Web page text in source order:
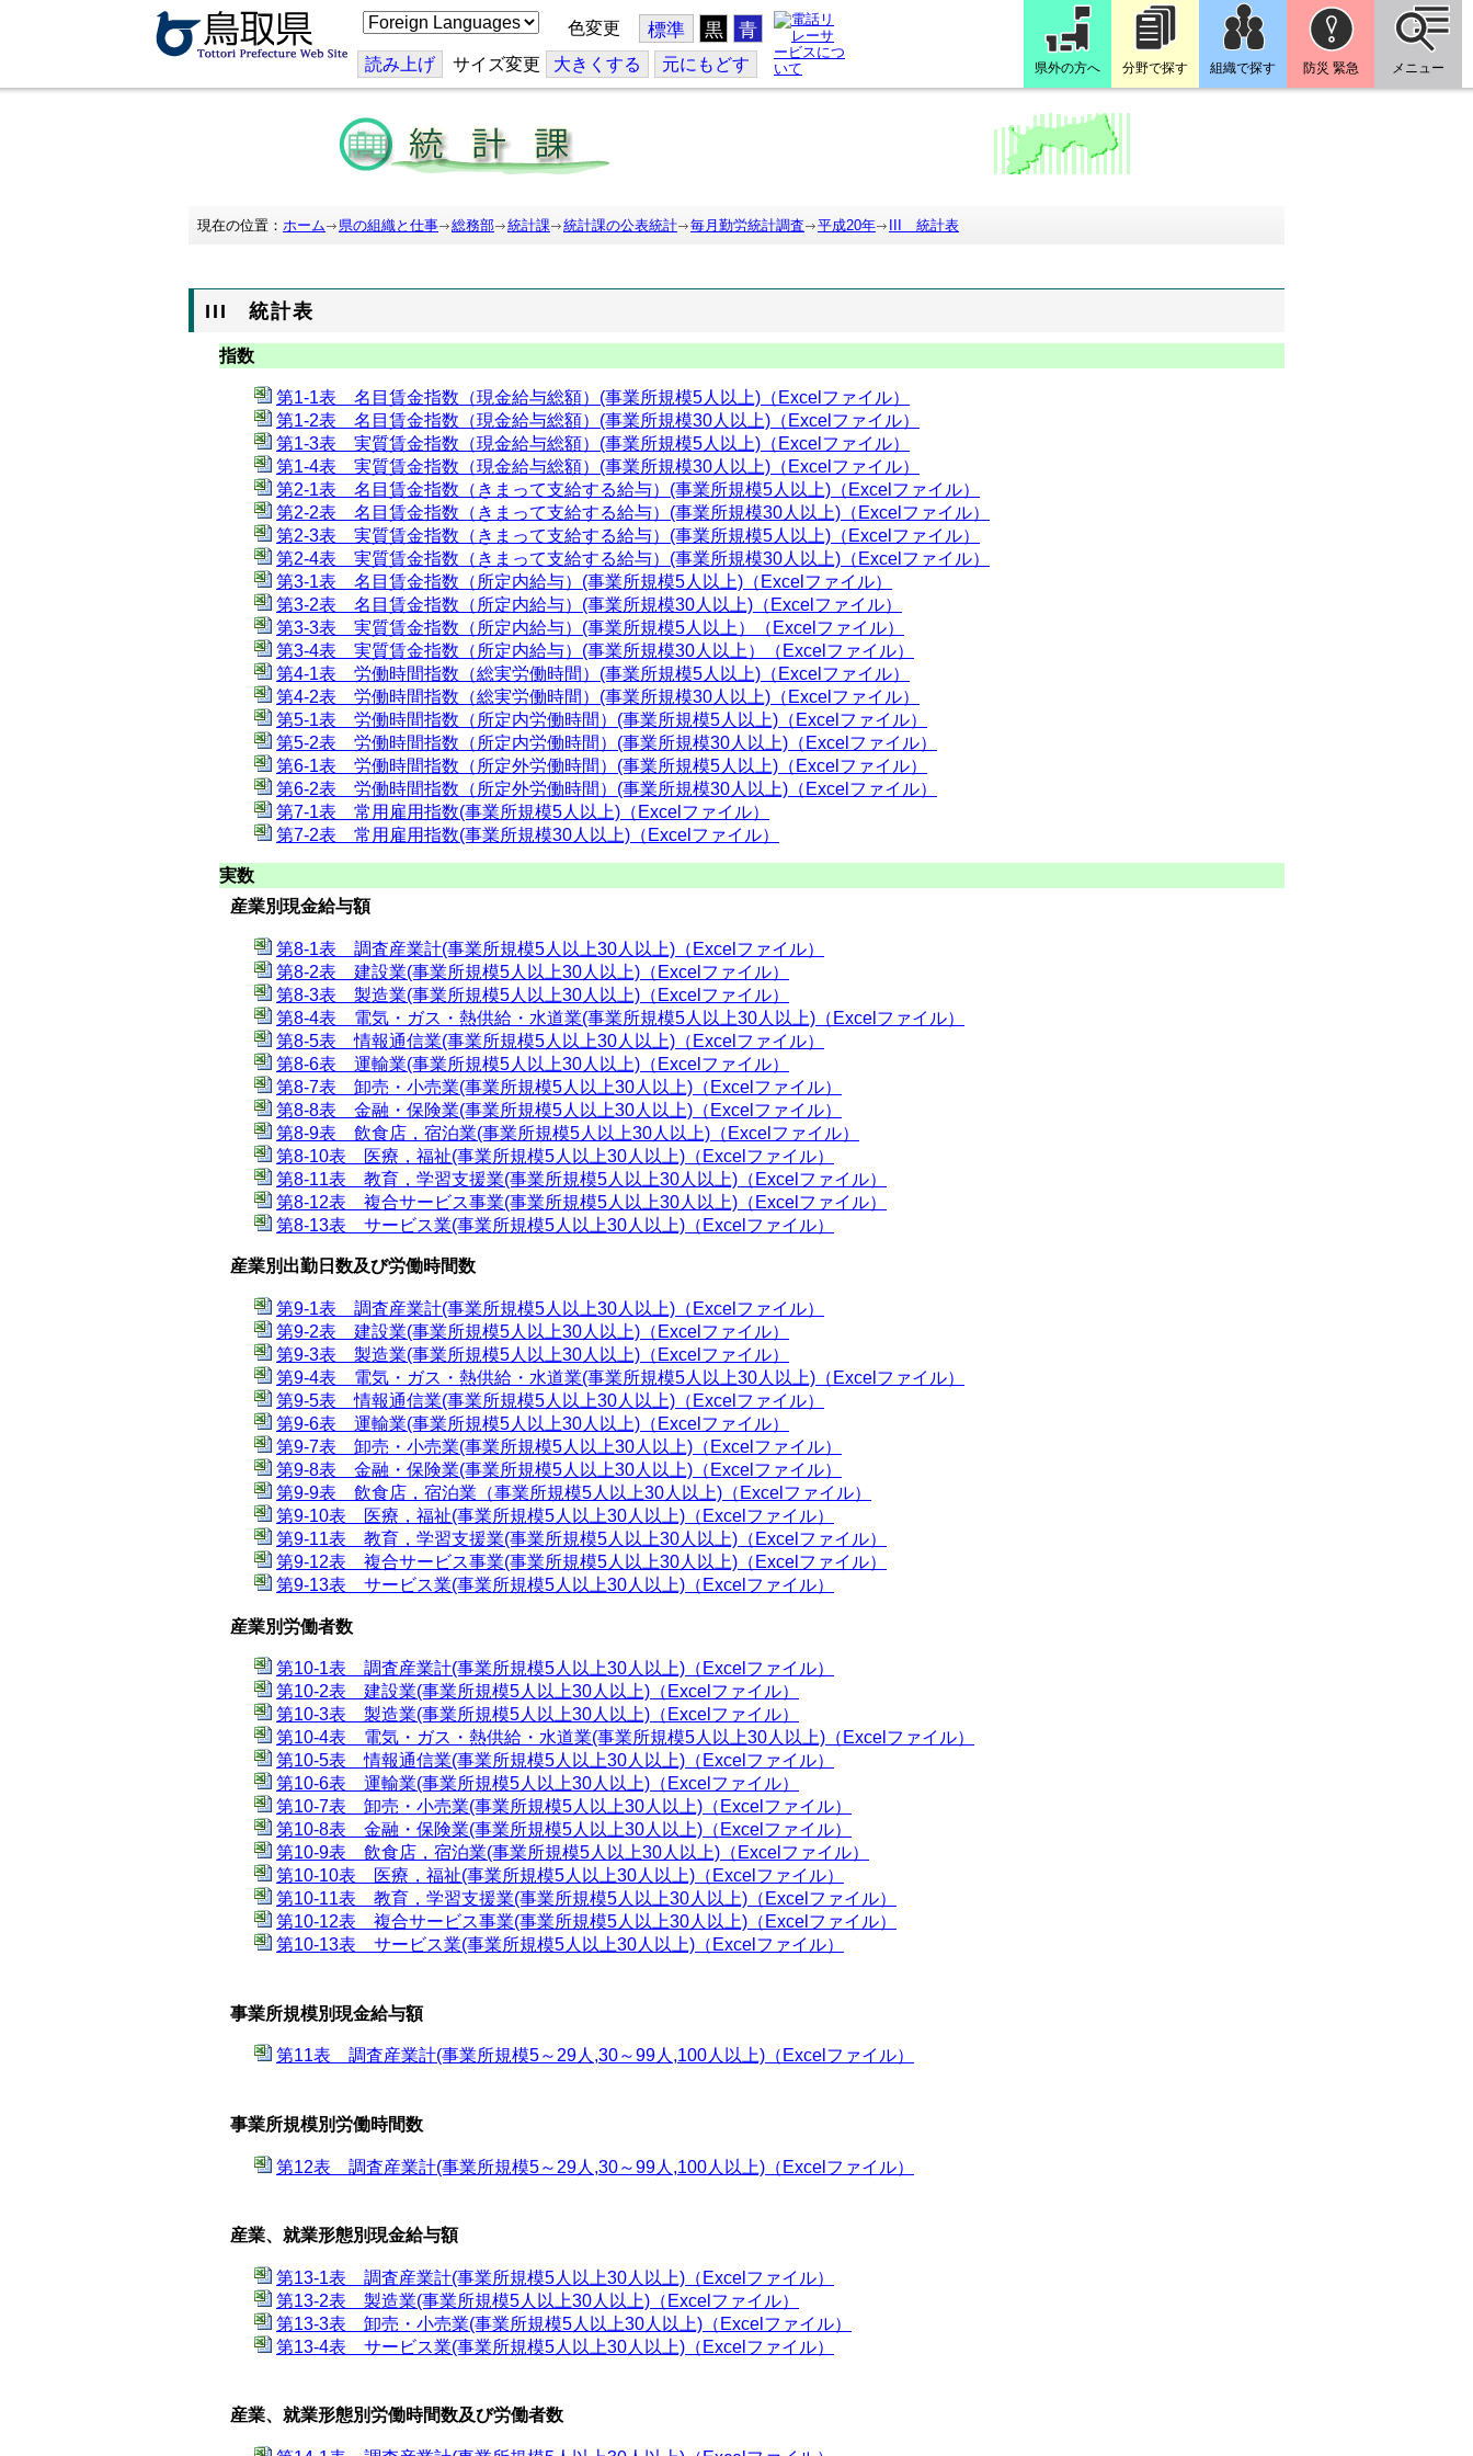
こ
の
ジ
を
訳
す
る
色変更 標準 黒 青
読み上げ サイズ変更 大きくする 元にもどす 県外の方へ 分野で探す 組織で探す 防災 緊急 メニュー
現在の位置： ホーム 県の組織と仕事 総務部 統計課 統計課の公表統計 毎月勤労統計調査 平成20年 III 統計表
III 統計表
指数
第1-1表 名目賃金指数（現金給与総額）(事業所規模5人以上)（Excelファイル）
第1-2表 名目賃金指数（現金給与総額）(事業所規模30人以上)（Excelファイル）
第1-3表 実質賃金指数（現金給与総額）(事業所規模5人以上)（Excelファイル）
第1-4表 実質賃金指数（現金給与総額）(事業所規模30人以上)（Excelファイル）
第2-1表 名目賃金指数（きまって支給する給与）(事業所規模5人以上)（Excelファイル）
第2-2表 名目賃金指数（きまって支給する給与）(事業所規模30人以上)（Excelファイル）
第2-3表 実質賃金指数（きまって支給する給与）(事業所規模5人以上)（Excelファイル）
第2-4表 実質賃金指数（きまって支給する給与）(事業所規模30人以上)（Excelファイル）
第3-1表 名目賃金指数（所定内給与）(事業所規模5人以上)（Excelファイル）
第3-2表 名目賃金指数（所定内給与）(事業所規模30人以上)（Excelファイル）
第3-3表 実質賃金指数（所定内給与）(事業所規模5人以上）（Excelファイル）
第3-4表 実質賃金指数（所定内給与）(事業所規模30人以上）（Excelファイル）
第4-1表 労働時間指数（総実労働時間）(事業所規模5人以上)（Excelファイル）
第4-2表 労働時間指数（総実労働時間）(事業所規模30人以上)（Excelファイル）
第5-1表 労働時間指数（所定内労働時間）(事業所規模5人以上)（Excelファイル）
第5-2表 労働時間指数（所定内労働時間）(事業所規模30人以上)（Excelファイル）
第6-1表 労働時間指数（所定外労働時間）(事業所規模5人以上)（Excelファイル）
第6-2表 労働時間指数（所定外労働時間）(事業所規模30人以上)（Excelファイル）
第7-1表 常用雇用指数(事業所規模5人以上)（Excelファイル）
第7-2表 常用雇用指数(事業所規模30人以上)（Excelファイル）
実数
産業別現金給与額
第8-1表 調査産業計(事業所規模5人以上30人以上)（Excelファイル）
第8-2表 建設業(事業所規模5人以上30人以上)（Excelファイル）
第8-3表 製造業(事業所規模5人以上30人以上)（Excelファイル）
第8-4表 電気・ガス・熱供給・水道業(事業所規模5人以上30人以上)（Excelファイル）
第8-5表 情報通信業(事業所規模5人以上30人以上)（Excelファイル）
第8-6表 運輸業(事業所規模5人以上30人以上)（Excelファイル）
第8-7表 卸売・小売業(事業所規模5人以上30人以上)（Excelファイル）
第8-8表 金融・保険業(事業所規模5人以上30人以上)（Excelファイル）
第8-9表 飲食店，宿泊業(事業所規模5人以上30人以上)（Excelファイル）
第8-10表 医療，福祉(事業所規模5人以上30人以上)（Excelファイル）
第8-11表 教育，学習支援業(事業所規模5人以上30人以上)（Excelファイル）
第8-12表 複合サービス事業(事業所規模5人以上30人以上)（Excelファイル）
第8-13表 サービス業(事業所規模5人以上30人以上)（Excelファイル）
産業別出勤日数及び労働時間数
第9-1表 調査産業計(事業所規模5人以上30人以上)（Excelファイル）
第9-2表 建設業(事業所規模5人以上30人以上)（Excelファイル）
第9-3表 製造業(事業所規模5人以上30人以上)（Excelファイル）
第9-4表 電気・ガス・熱供給・水道業(事業所規模5人以上30人以上)（Excelファイル）
第9-5表 情報通信業(事業所規模5人以上30人以上)（Excelファイル）
第9-6表 運輸業(事業所規模5人以上30人以上)（Excelファイル）
第9-7表 卸売・小売業(事業所規模5人以上30人以上)（Excelファイル）
第9-8表 金融・保険業(事業所規模5人以上30人以上)（Excelファイル）
第9-9表 飲食店，宿泊業（事業所規模5人以上30人以上)（Excelファイル）
第9-10表 医療，福祉(事業所規模5人以上30人以上)（Excelファイル）
第9-11表 教育，学習支援業(事業所規模5人以上30人以上)（Excelファイル）
第9-12表 複合サービス事業(事業所規模5人以上30人以上)（Excelファイル）
第9-13表 サービス業(事業所規模5人以上30人以上)（Excelファイル）
産業別労働者数
第10-1表 調査産業計(事業所規模5人以上30人以上)（Excelファイル）
第10-2表 建設業(事業所規模5人以上30人以上)（Excelファイル）
第10-3表 製造業(事業所規模5人以上30人以上)（Excelファイル）
第10-4表 電気・ガス・熱供給・水道業(事業所規模5人以上30人以上)（Excelファイル）
第10-5表 情報通信業(事業所規模5人以上30人以上)（Excelファイル）
第10-6表 運輸業(事業所規模5人以上30人以上)（Excelファイル）
第10-7表 卸売・小売業(事業所規模5人以上30人以上)（Excelファイル）
第10-8表 金融・保険業(事業所規模5人以上30人以上)（Excelファイル）
第10-9表 飲食店，宿泊業(事業所規模5人以上30人以上)（Excelファイル）
第10-10表 医療，福祉(事業所規模5人以上30人以上)（Excelファイル）
第10-11表 教育，学習支援業(事業所規模5人以上30人以上)（Excelファイル）
第10-12表 複合サービス事業(事業所規模5人以上30人以上)（Excelファイル）
第10-13表 サービス業(事業所規模5人以上30人以上)（Excelファイル）
事業所規模別現金給与額
第11表 調査産業計(事業所規模5～29人,30～99人,100人以上)（Excelファイル）
事業所規模別労働時間数
第12表 調査産業計(事業所規模5～29人,30～99人,100人以上)（Excelファイル）
産業、就業形態別現金給与額
第13-1表 調査産業計(事業所規模5人以上30人以上)（Excelファイル）
第13-2表 製造業(事業所規模5人以上30人以上)（Excelファイル）
第13-3表 卸売・小売業(事業所規模5人以上30人以上)（Excelファイル）
第13-4表 サービス業(事業所規模5人以上30人以上)（Excelファイル）
産業、就業形態別労働時間数及び労働者数